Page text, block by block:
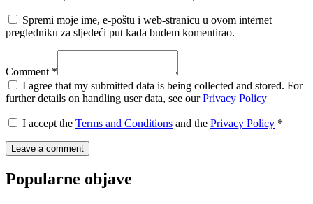
Spremi moje ime, e-poštu i web-stranicu u ovom internet
pregledniku za sljedeći put kada budem komentirao.
Comment *
I agree that my submitted data is being collected and stored. For
further details on handling user data, see ourPrivacy Policy
I accept the Terms and Conditions and the Privacy Policy *
Popularne objave